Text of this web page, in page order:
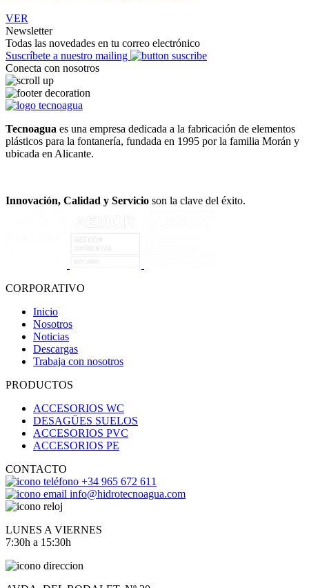
VER
Newsletter
Todas las novedades en tu correo electrónico
Suscríbete a nuestro mailing
Conecta con nosotros
Tecnoagua es una empresa dedicada a la fabricación de elementos
plásticos para la fontanería, fundada en 1995 por la familia Morán y
ubicada en Alicante.
Innovación, Calidad y Servicio son la clave del éxito.
CORPORATIVO
Inicio
Nosotros
Noticias
Descargas
Trabaja con nosotros
PRODUCTOS
ACCESORIOS WC
DESAGÜES SUELOS
ACCESORIOS PVC
ACCESORIOS PE
CONTACTO
+34 965 672 611
info@hidrotecnoagua.com
LUNES A VIERNES
7:30h a 15:30h